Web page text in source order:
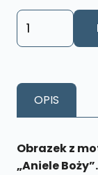
ilość
Obrazek
z
modlitwą
Boży”.
S208
OPIS
Obrazek z
„Aniele Boży”.